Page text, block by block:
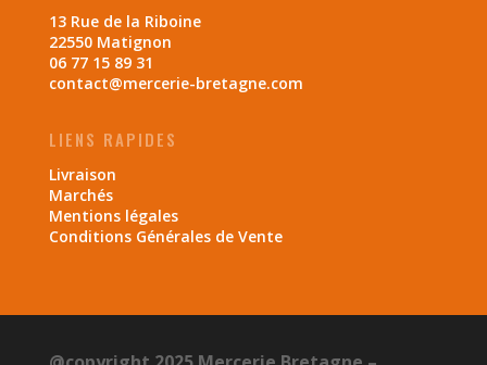
13 Rue de la Riboine
22550 Matignon
06 77 15 89 31
contact@mercerie-bretagne.com
LIENS RAPIDES
Livraison
Marchés
Mentions légales
Conditions Générales de Vente